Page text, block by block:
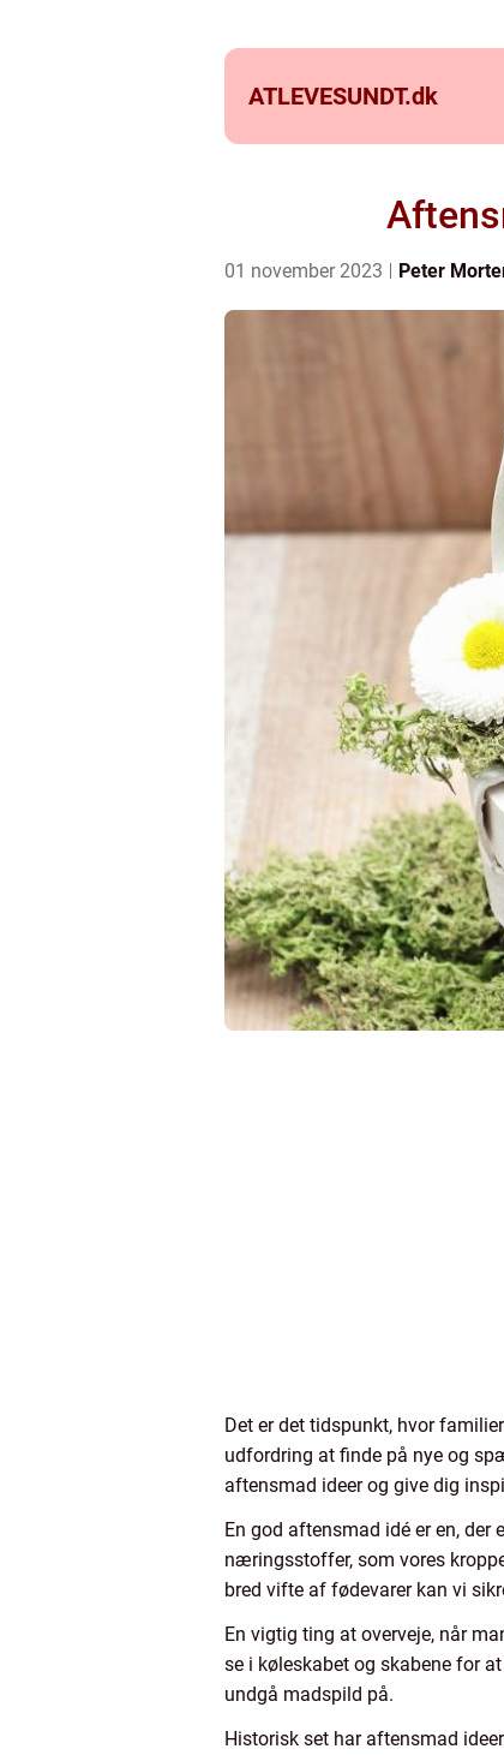
ATLEVESUNDT.dk
01 november 2023 Peter
Det er det tidspunkt, hvor
udfordring at finde på nye og
aftensmad ideer og give dig
En god aftensmad idé er en,
næringsstoffer, som vores
bred vifte af fødevarer kan vi
En vigtig ting at overveje, når
se i køleskabet og skabene for
undgå madspild på.
Historisk set har aftensmad